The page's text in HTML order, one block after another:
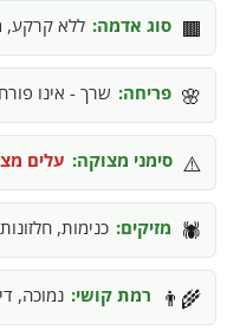
🟫 סוג אדמה: ללא קרקע,
🌸 פריחה: שרך - אינו פורח
⚠️ סימני מצוקה: עלים
🕷️ מזיקים: כנימות,
👨‍🌾 רמת קושי: נמוכה,